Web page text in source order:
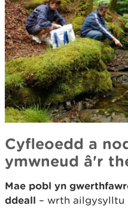
Cyfleoedd a
ymwneud â'r
Mae pobl yn
ddeall – wrth ailgysylltu